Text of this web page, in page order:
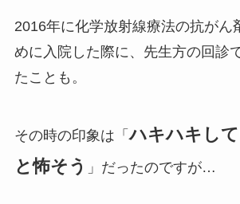
2016年に化学放射線療法の抗がん
めに入院した際に、先生方の回診
たことも。
その時の印象は「ハキハキし
と怖そう 」だったのですが…